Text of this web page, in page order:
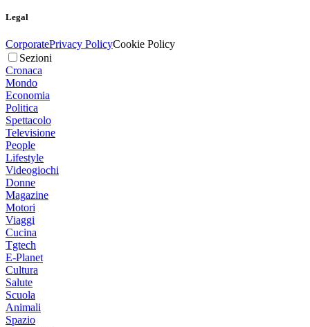
Legal
CorporatePrivacy PolicyCookie Policy
Sezioni
Cronaca
Mondo
Economia
Politica
Spettacolo
Televisione
People
Lifestyle
Videogiochi
Donne
Magazine
Motori
Viaggi
Cucina
Tgtech
E-Planet
Cultura
Salute
Scuola
Animali
Spazio